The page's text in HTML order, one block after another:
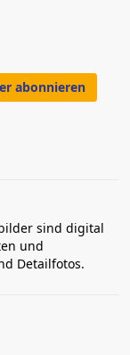
abonnieren
sind digital
und
Detailfotos.